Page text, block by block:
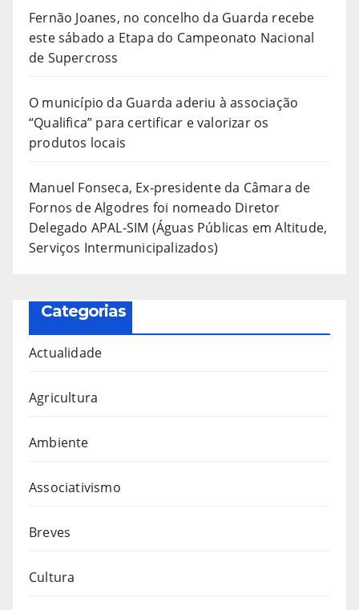
Fernão Joanes, no concelho da Guarda recebe
este sábado a Etapa do Campeonato Nacional
de Supercross
O município da Guarda aderiu à associação
“Qualifica” para certificar e valorizar os
produtos locais
Manuel Fonseca, Ex-presidente da Câmara de
Fornos de Algodres foi nomeado Diretor
Delegado APAL-SIM (Águas Públicas em Altitude,
Serviços Intermunicipalizados)
Categorias
Actualidade
Agricultura
Ambiente
Associativismo
Breves
Cultura